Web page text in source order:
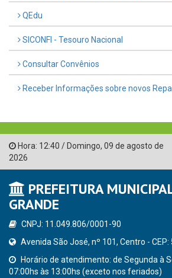
QEdu
SICONFI - Tesouro Nacional
Consultar Convênios
Receber Informações sobre novos
Hora: 12:40 / Domingo, 09 de agosto de
2026
PREFEITURA
GRANDE
CNPJ: 11.049.806/0001-90
Avenida São José, nº 101, Centro -
Horário de atendimento: de Segunda à
07:00hs às 13:00hs (exceto nos feriados)